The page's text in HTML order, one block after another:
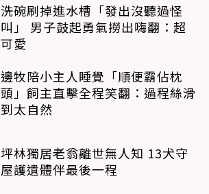
洗碗刷掉進水槽「發出沒聽過怪
叫」 男子鼓起勇氣撈出嗨翻：超
可愛
邊牧陪小主人睡覺「順便霸佔枕
頭」飼主直擊全程笑翻：過程絲滑
到太自然
坪林獨居老翁離世無人知 13犬守
屋護遺體伴最後一程